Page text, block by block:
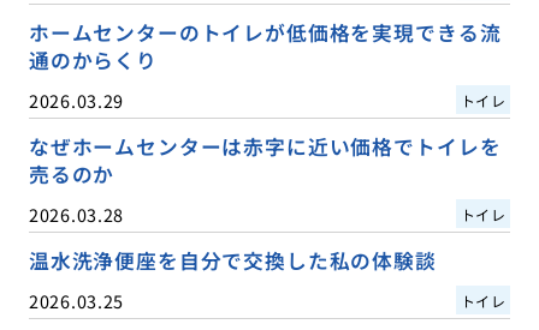
ホームセンターのトイレが低価格を実現できる流
通のからくり
2026.03.29 トイレ
なぜホームセンターは赤字に近い価格でトイレを
売るのか
2026.03.28 トイレ
温水洗浄便座を自分で交換した私の体験談
2026.03.25 トイレ